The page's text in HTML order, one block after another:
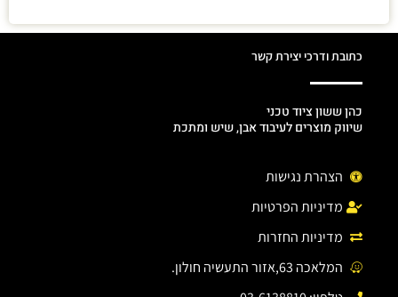
כתובת ודרכי יצירת קשר
כהן ששון ציוד טכני
שיווק מוצרים לעיבוד אבן, שיש ומתכת
הצהרת נגישות
מדיניות הפרטיות
מדיניות החזרות
המלאכה 63,אזור התעשיה חולון.